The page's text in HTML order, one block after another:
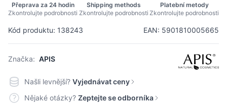
Kód produktu: 138243 EAN: 5901810005665
Značka: APIS
Přeprava za 24 hodin
Zkontrolujte podrobnosti
Shipping methods
Zkontrolujte podrobnosti
Platební metody
Zkontrolujte podrobnosti
Našli levnější? Vyjednávat ceny
Nějaké otázky? Zeptejte se odborníka